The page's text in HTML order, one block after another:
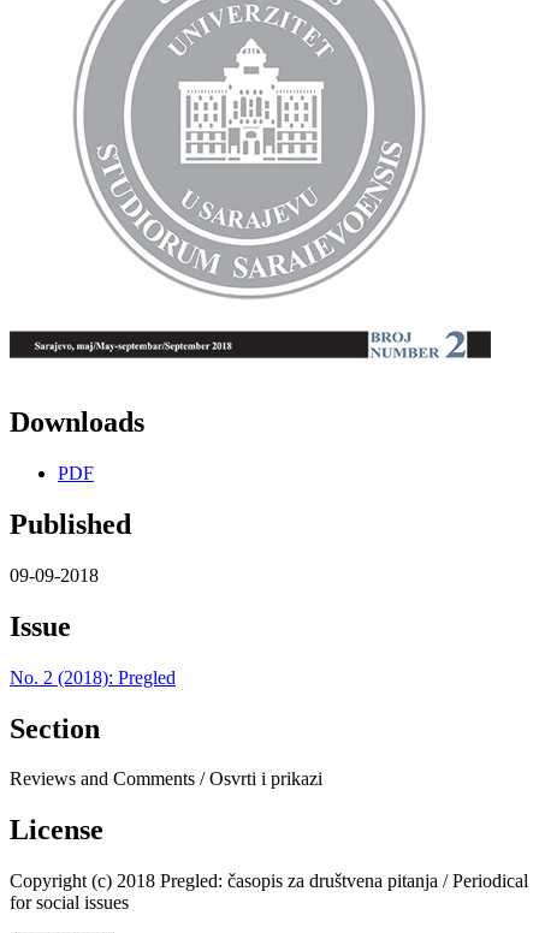
Downloads
PDF
Published
09-09-2018
Issue
No. 2 (2018): Pregled
Section
Reviews and Comments / Osvrti i prikazi
License
Copyright (c) 2018 Pregled: časopis za društvena pitanja / Periodical
for social issues